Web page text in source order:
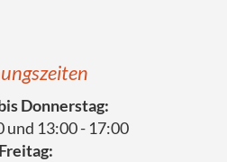
Donnerstag:
und 13:00 - 17:00
Freitag: